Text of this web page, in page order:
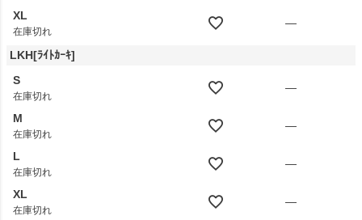
XL
在庫切れ
—
LKH[ﾗｲﾄｶｰｷ]
S
在庫切れ
—
M
在庫切れ
—
L
在庫切れ
—
XL
在庫切れ
—